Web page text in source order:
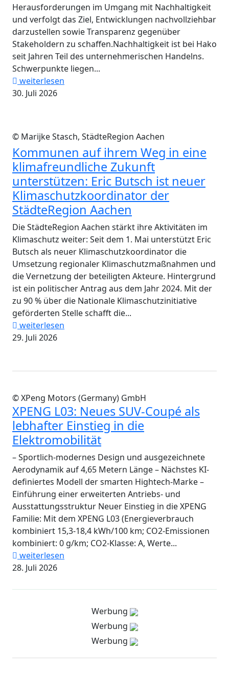
Herausforderungen im Umgang mit Nachhaltigkeit
und verfolgt das Ziel, Entwicklungen nachvollziehbar
darzustellen sowie Transparenz gegenüber
Stakeholdern zu schaffen.Nachhaltigkeit ist bei Hako
seit Jahren Teil des unternehmerischen Handelns.
Schwerpunkte liegen...
weiterlesen
30. Juli 2026
© Marijke Stasch, StädteRegion Aachen
Kommunen auf ihrem Weg in eine
klimafreundliche Zukunft
unterstützen: Eric Butsch ist neuer
Klimaschutzkoordinator der
StädteRegion Aachen
Die StädteRegion Aachen stärkt ihre Aktivitäten im
Klimaschutz weiter: Seit dem 1. Mai unterstützt Eric
Butsch als neuer Klimaschutzkoordinator die
Umsetzung regionaler Klimaschutzmaßnahmen und
die Vernetzung der beteiligten Akteure. Hintergrund
ist ein politischer Antrag aus dem Jahr 2024. Mit der
zu 90 % über die Nationale Klimaschutzinitiative
geförderten Stelle schafft die...
weiterlesen
29. Juli 2026
© XPeng Motors (Germany) GmbH
XPENG L03: Neues SUV-Coupé als
lebhafter Einstieg in die
Elektromobilität
– Sportlich-modernes Design und ausgezeichnete
Aerodynamik auf 4,65 Metern Länge – Nächstes KI-
definiertes Modell der smarten Hightech-Marke –
Einführung einer erweiterten Antriebs- und
Ausstattungsstruktur Neuer Einstieg in die XPENG
Familie: Mit dem XPENG L03 (Energieverbrauch
kombiniert 15,3-18,4 kWh/100 km; CO2-Emissionen
kombiniert: 0 g/km; CO2-Klasse: A, Werte...
weiterlesen
28. Juli 2026
Werbung
Werbung
Werbung